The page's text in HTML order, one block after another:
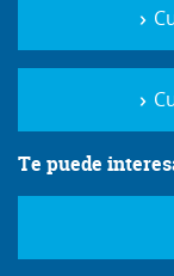
Te puede